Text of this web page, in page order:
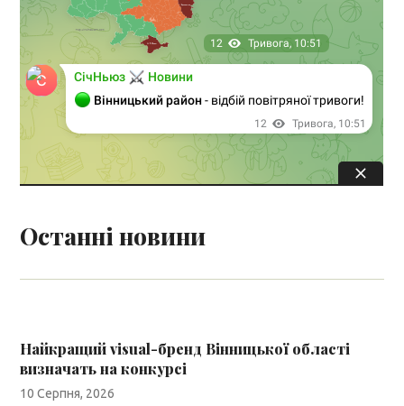
Останні новини
Найкращий visual-бренд Вінницької області
визначать на конкурсі
10 Серпня, 2026